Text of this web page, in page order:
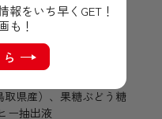
をいち早くGET！
も！
取県産）、果糖ぶどう糖
ー抽出液